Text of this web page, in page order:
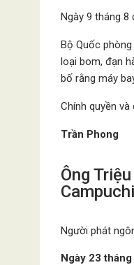
Ngày 9 tháng 8
Bộ Quốc
loại bom, đạn
bố rằng máy
Chính quyền
Trần Phong
Ông
Người phát
Ngày 23